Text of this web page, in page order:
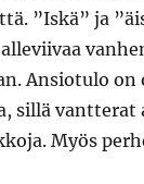
”Iskä” ja
Ansiotulo
sillä
Myös